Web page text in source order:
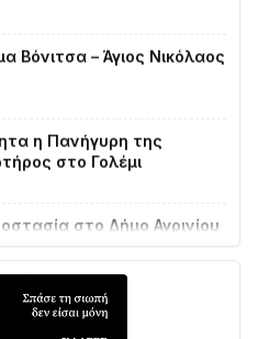
στο Γολέμι
που κυκλοφορεί